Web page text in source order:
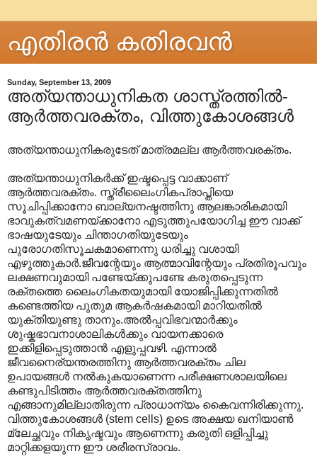
എതിരന്‍ കതിരവന്‍
Sunday, September 13, 2009
അത്യന്താധുനികത ശാസ്ത്രത്തിൽ-
ആർത്തവരക്തം, വിത്തുകോശങ്ങൾ
അത്യന്താധുനികരുടേത് മാത്രമല്ല ആർത്തവരക്തം.
അത്യന്താധുനികർക്ക് ഇഷ്ടപ്പെട്ട വാക്കാണ്
ആർത്തവരക്തം. സ്ത്രീലൈംഗികപ്രാപ്തിയെ
സൂചിപ്പിക്കാനോ ബാല്യനഷ്ടത്തിനു ആലങ്കാരികമായി
ഭാവുകത്വമണയ്ക്കാനോ എടുത്തുപയോഗിച്ച ഈ വാക്ക്
ഭാഷയുടേയും ചിന്താഗതിയുടേയും
പുരോഗതിസൂചകമാണെന്നു ധരിച്ചു വശായി
എഴുത്തുകാർ.ജീവന്റേയും ആത്മാവിന്റേയും പ്രതിരൂപവും
ലക്ഷണവുമായി പണ്ടേയ്ക്കുപണ്ടേ കരുതപ്പെടുന്ന
രക്തത്തെ ലൈംഗികതയുമായി യോജിപ്പിക്കുന്നതിൽ
കണ്ടെത്തിയ പുതുമ ആകർഷകമായി മാറിയതിൽ
യുക്തിയുണ്ടു താനും.അൽ‌പ്പവിഭവന്മാർക്കും
ശുഷ്കഭാവനാശാലികൾക്കും വായനക്കാരെ
ഇക്കിളിപ്പെടുത്താൻ എളുപ്പവഴി. എന്നാൽ
ജീവനൈര്യന്തരത്തിനു ആർത്തവരക്തം ചില
ഉപായങ്ങൾ നൽകുകയാണെന്ന പരീക്ഷണശാലയിലെ
കണ്ടുപിടിത്തം ആർത്തവരക്തത്തിനു
എങ്ങാനുമില്ലാതിരുന്ന പ്രാധാന്യം കൈവന്നിരിക്കുന്നു.
വിത്തുകോശങ്ങൾ (stem cells) ഉടെ അക്ഷയ ഖനിയാൺ
മ്ലേച്ഛവും നികൃഷ്ടവും ആണെന്നു കരുതി ഒളിപ്പിച്ചു
മാറ്റിക്കളയുന്ന ഈ ശരീരസ്രാവം.